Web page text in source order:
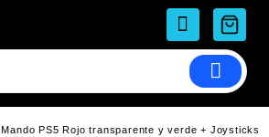
Mando PS5 Rojo transparente y verde + Joysticks